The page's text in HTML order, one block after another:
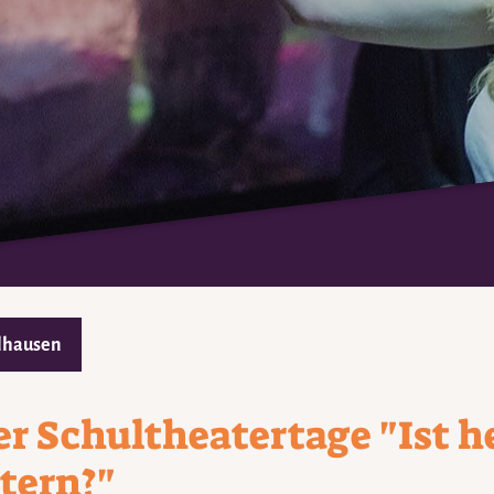
Schultheatertage "Ist